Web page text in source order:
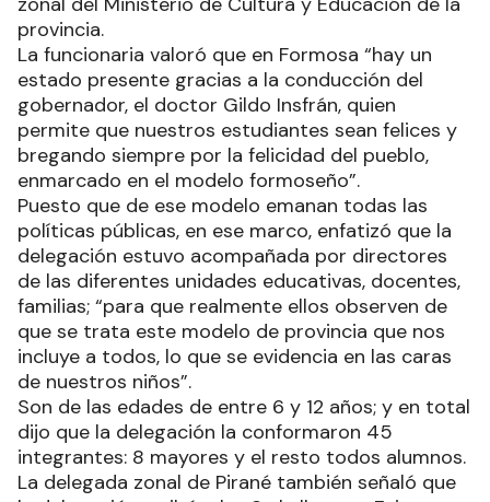
provincia.
La funcionaria valoró que en Formosa “hay un
estado presente gracias a la conducción del
gobernador, el doctor Gildo Insfrán, quien
permite que nuestros estudiantes sean felices y
bregando siempre por la felicidad del pueblo,
enmarcado en el modelo formoseño”.
Puesto que de ese modelo emanan todas las
políticas públicas, en ese marco, enfatizó que la
delegación estuvo acompañada por directores
de las diferentes unidades educativas, docentes,
familias; “para que realmente ellos observen de
que se trata este modelo de provincia que nos
incluye a todos, lo que se evidencia en las caras
de nuestros niños”.
Son de las edades de entre 6 y 12 años; y en total
dijo que la delegación la conformaron 45
integrantes: 8 mayores y el resto todos alumnos.
La delegada zonal de Pirané también señaló que